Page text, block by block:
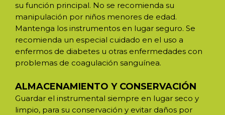
su función principal. No se recomienda su
manipulación por niños menores de edad.
Mantenga los instrumentos en lugar seguro. Se
recomienda un especial cuidado en el uso a
enfermos de diabetes u otras enfermedades con
problemas de coagulación sanguínea.
ALMACENAMIENTO Y CONSERVACIÓN
Guardar el instrumental siempre en lugar seco y
limpio, para su conservación y evitar daños por